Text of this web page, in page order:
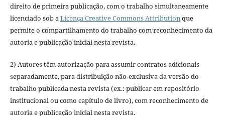
direito de primeira publicação, com o trabalho simultaneamente
licenciado sob aLicença Creative Commons Attributionque
permite o compartilhamento do trabalho com reconhecimento da
autoria e publicação inicial nesta revista.
2) Autores têm autorização para assumir contratos adicionais
separadamente, para distribuição não-exclusiva da versão do
trabalho publicada nesta revista (ex.: publicar em repositório
institucional ou como capítulo de livro), com reconhecimento de
autoria e publicação inicial nesta revista.